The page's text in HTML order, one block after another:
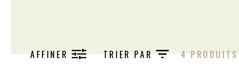
AFFINER TRIER PAR 4 PRODUITS